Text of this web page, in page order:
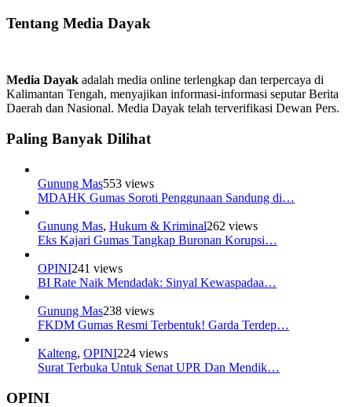
Tentang Media Dayak
Media Dayak adalah media online terlengkap dan terpercaya di
Kalimantan Tengah, menyajikan informasi-informasi seputar Berita
Daerah dan Nasional. Media Dayak telah terverifikasi Dewan Pers.
Paling Banyak Dilihat
Gunung Mas553 views
MDAHK Gumas Soroti Penggunaan Sandung di…
Gunung Mas, Hukum & Kriminal262 views
Eks Kajari Gumas Tangkap Buronan Korupsi…
OPINI241 views
BI Rate Naik Mendadak: Sinyal Kewaspadaa…
Gunung Mas238 views
FKDM Gumas Resmi Terbentuk! Garda Terdep…
Kalteng, OPINI224 views
Surat Terbuka Untuk Senat UPR Dan Mendik…
OPINI